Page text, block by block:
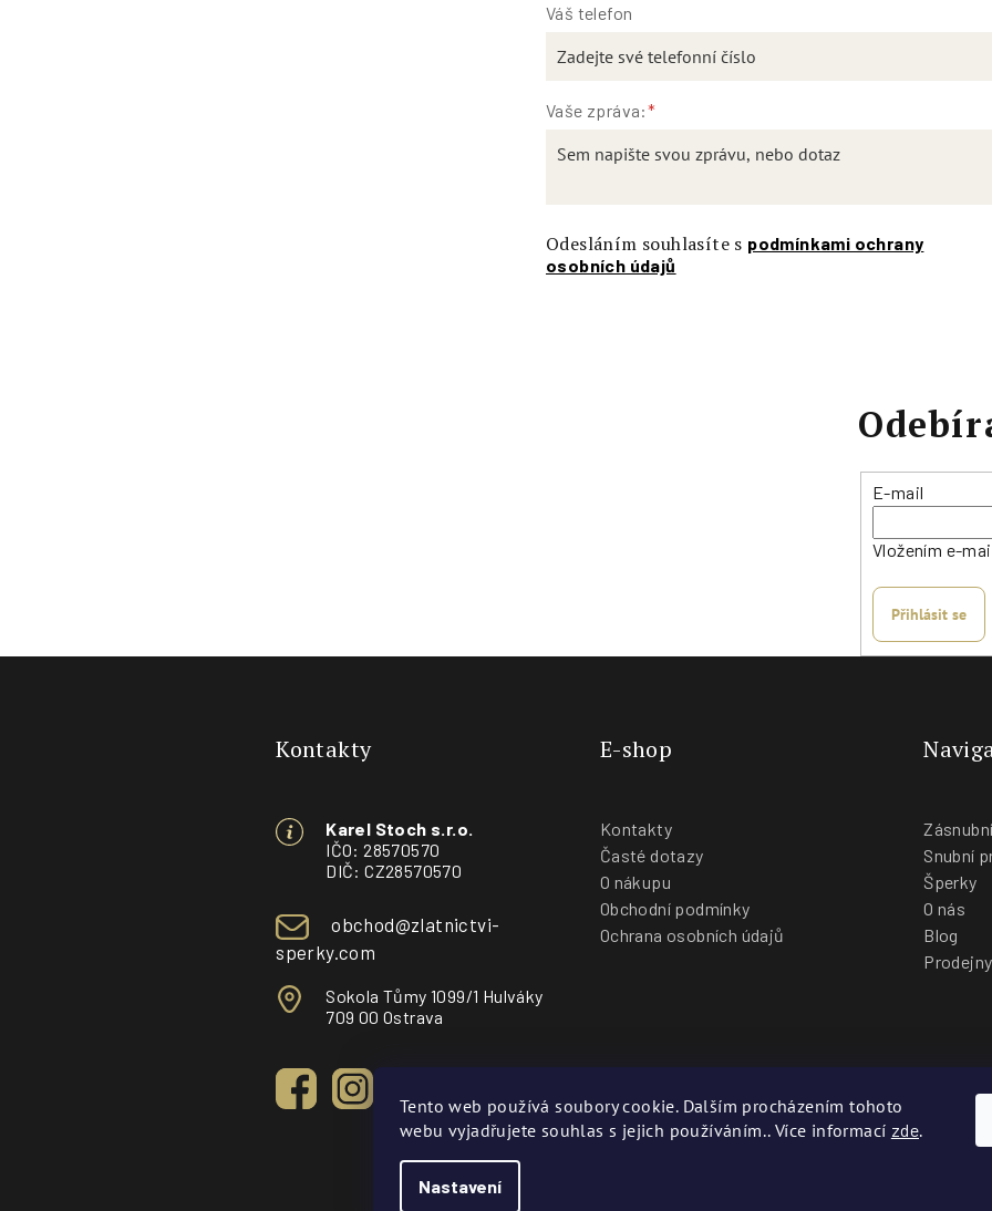
Tento web používá soubory cookie. Dalším procházením tohoto
webu vyjadřujete souhlas s jejich používáním.. Více informací zde.
Nastavení
Váš telefon
Vaše zpráva:*
Odesláním souhlasíte s podmínkami ochrany
osobních údajů
E-mail
Vložením e-
Přihlásit se
Kontakty
Karel Stoch s.r.o.
IČO: 28570570
DIČ: CZ28570570
obchod@zlatnictvi-
sperky.com
Sokola Tůmy 1099/1 Hulváky
709 00 Ostrava
E-shop
Kontakty
Časté dotazy
O nákupu
Obchodní podmínky
Ochrana osobních údajů
Snubní
Šperky
O nás
Blog
Prodejny